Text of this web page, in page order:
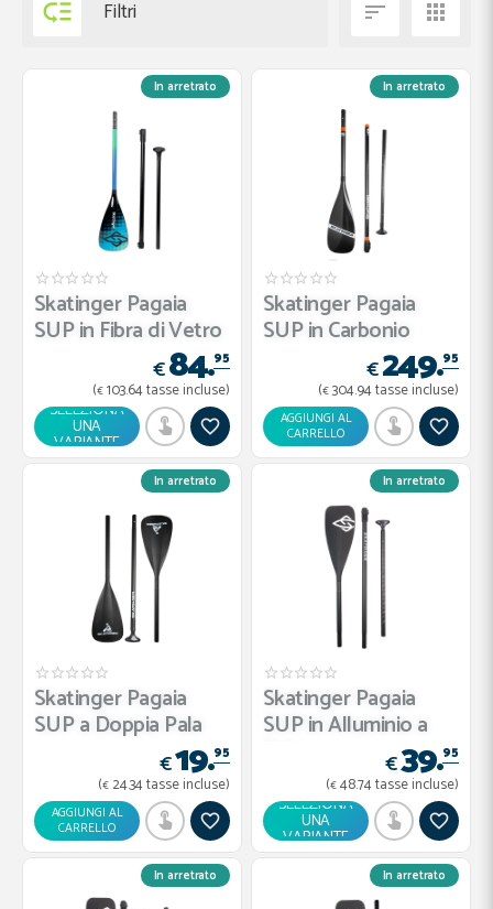
 Filtri  
In arretrato
Skatinger Pagaia
SUP in Fibra di Vetro
€84.95
(€ 103.64tasse incluse)
SELEZIONA
UNA
VARIANTE
In arretrato
Skatinger Pagaia
SUP in Carbonio
€249.95
(€ 304.94tasse incluse)
AGGIUNGI AL
CARRELLO
In arretrato
Skatinger Pagaia
SUP a Doppia Pala
€19.95
(€ 24.34tasse incluse)
AGGIUNGI AL
CARRELLO
In arretrato
Skatinger Pagaia
SUP in Alluminio a
€39.95
(€ 48.74tasse incluse)
SELEZIONA
UNA
VARIANTE
In arretrato In arretrato